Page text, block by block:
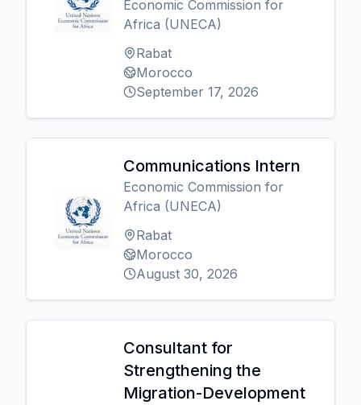
Economic Commission for
Africa (UNECA)
Rabat
Morocco
September 17, 2026
Communications Intern
Economic Commission for
Africa (UNECA)
Rabat
Morocco
August 30, 2026
Consultant for
Strengthening the
Migration-Development